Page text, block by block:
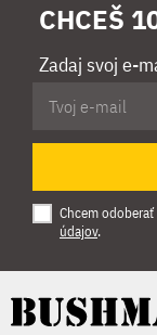
CHCEŠ
Zadaj svoj e-
Chcem
údajov.